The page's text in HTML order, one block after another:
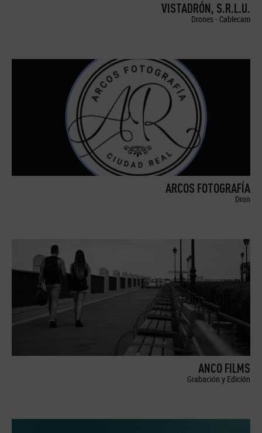
VISTADRÓN, S.R.L.U.
Drones - Cablecam
ARCOS FOTOGRAFÍA
Dron
ANCO FILMS
Grabación y Edición